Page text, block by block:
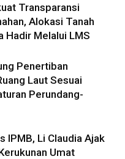
Transparansi
Alokasi Tanah
Hadir Melalui LMS
Penertiban
Laut Sesuai
Perundang-
IPMB, Li Claudia Ajak
Umat